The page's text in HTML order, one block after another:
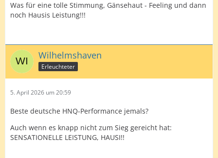
Was für eine tolle Stimmung, Gänsehaut - Feeling und dann
noch Hausis Leistung!!!
Wilhelmshaven
Erleuchteter
5. April 2026 um 20:59
Beste deutsche HNQ-Performance jemals?
Auch wenn es knapp nicht zum Sieg gereicht hat:
SENSATIONELLE LEISTUNG, HAUSI!!